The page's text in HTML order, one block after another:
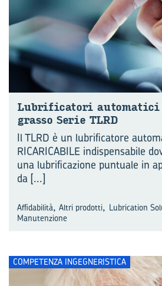
Lu­bri­fi­ca­to­ri
gras­so Serie TLRD
Il TLRD è un lubrificatore
RICARICABILE indispensabile
una lubrificazione puntuale in
da [...]
Affidabilità, Altri prodotti, Lubrication
Manutenzione
COMPETENZA INGEGNERISTICA